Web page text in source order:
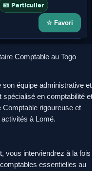
🪪 Particulier
☆ Favori
Comptable au Togo
équipe administrative et
en comptabilité et
rigoureuse et
à Lomé.
vous interviendrez à la fois
essentielles au